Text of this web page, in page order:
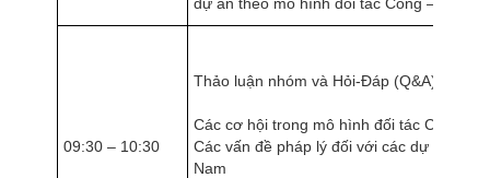
09:30 – 10:30
Thảo luận nhóm và Hỏi-Đáp (Q&A) (1)
Các cơ hội trong mô hình đối tác Công –
Các vấn đề pháp lý đối với các dự án
Nam